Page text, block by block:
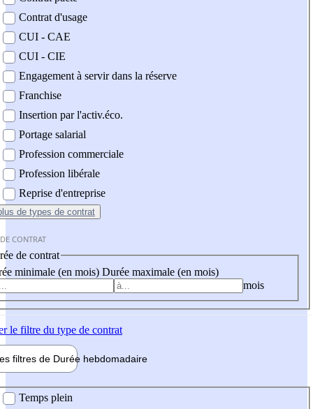
Contrat d'usage
CUI - CAE
CUI - CIE
Engagement à servir dans la réserve
Franchise
Insertion par l'activ.éco.
Portage salarial
Profession commerciale
Profession libérale
Reprise d'entreprise
de types de contrat
CONTRAT
de contrat
minimale (en mois) Durée maximale (en mois)
mois
le filtre du type de contrat
filtres de Durée hebdomadaire
Temps plein